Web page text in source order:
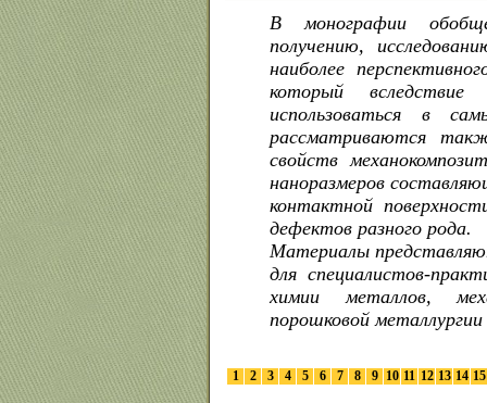
В монографии
получению,
наиболее
который
использоваться в
рассматриваются
свойств
наноразмеров
контактной
дефектов разного рода.
Материалы
для специалистов-
химии металлов,
порошковой
1 2 3 4 5 6 7 8 9 10 11 12 13 14 15